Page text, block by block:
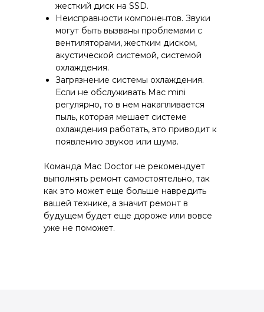
жесткий диск на SSD.
Неисправности компонентов. Звуки
могут быть вызваны проблемами с
вентиляторами, жестким диском,
акустической системой, системой
охлаждения.
Загрязнение системы охлаждения.
Если не обслуживать Mac mini
регулярно, то в нем накапливается
пыль, которая мешает системе
охлаждения работать, это приводит к
появлению звуков или шума.
Команда Mac Doctor не рекомендует
выполнять ремонт самостоятельно, так
как это может еще больше навредить
вашей технике, а значит ремонт в
будущем будет еще дороже или вовсе
уже не поможет.